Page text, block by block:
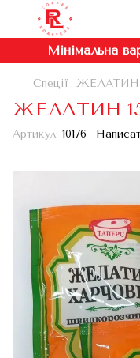
Мінімальна
Спеції ЖЕЛАТИН
ЖЕЛАТИН
Артикул: 10176